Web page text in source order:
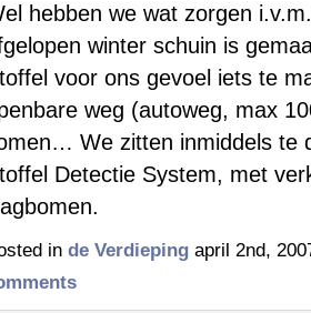
hebben we wat zorgen
winter schuin is
voor ons gevoel iets te
weg (autoweg, max
We zitten inmiddels te
Detectie System, met
in de Verdieping april 2nd,